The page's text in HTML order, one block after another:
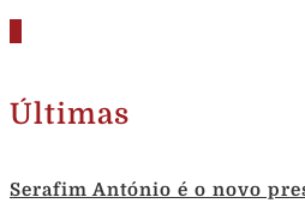
Últimas
Serafim António é o novo